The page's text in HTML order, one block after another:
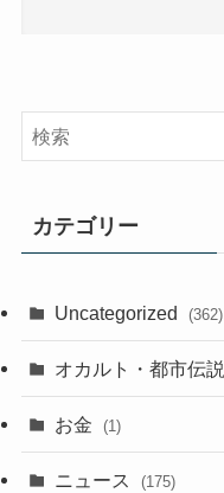
カテゴリー
Uncategorized (362)
オカルト・都市伝説
お金 (1)
ニュース (175)